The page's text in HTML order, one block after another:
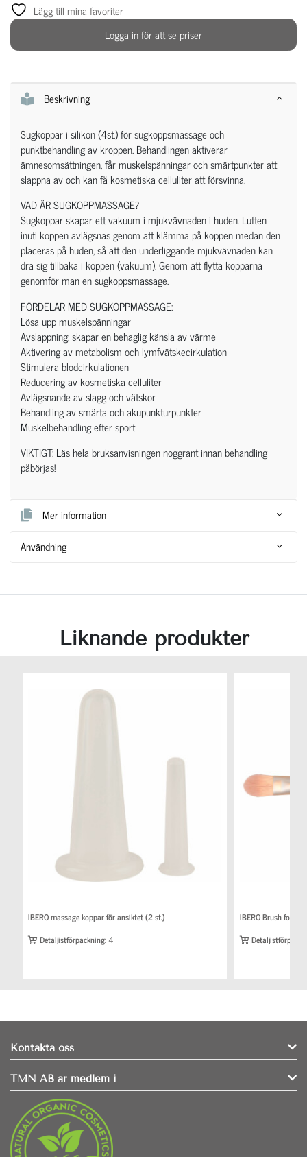
Lägg till mina favoriter
Logga in för att se priser
Beskrivning
Sugkoppar i silikon (4st.) för sugkoppsmassage och
punktbehandling av kroppen. Behandlingen aktiverar
ämnesomsättningen, får muskelspänningar och smärtpunkter att
slappna av och kan få kosmetiska celluliter att försvinna.
VAD ÄR SUGKOPPMASSAGE?
Sugkoppar skapar ett vakuum i mjukvävnaden i huden. Luften
inuti koppen avlägsnas genom att klämma på koppen medan den
placeras på huden, så att den underliggande mjukvävnaden kan
dra sig tillbaka i koppen (vakuum). Genom att flytta kopparna
genomför man en sugkoppsmassage.
FÖRDELAR MED SUGKOPPMASSAGE:
Lösa upp muskelspänningar
Avslappning; skapar en behaglig känsla av värme
Aktivering av metabolism och lymfvätskecirkulation
Stimulera blodcirkulationen
Reducering av kosmetiska celluliter
Avlägsnande av slagg och vätskor
Behandling av smärta och akupunkturpunkter
Muskelbehandling efter sport
VIKTIGT: Läs hela bruksanvisningen noggrant innan behandling
påbörjas!
Mer information
Användning
Liknande produkter
IBERO massage koppar för ansiktet (2 st.)
Detaljistförpackning:4
IBERO Brush
Kontakta oss
TMN AB är medlem i